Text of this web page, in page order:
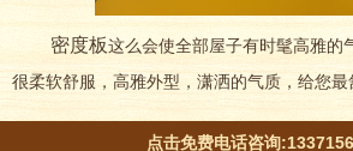
密度板这么会使全部屋子有时髦高雅的
很柔软舒服，高雅外型，潇洒的气质，给您
点击免费电话咨询